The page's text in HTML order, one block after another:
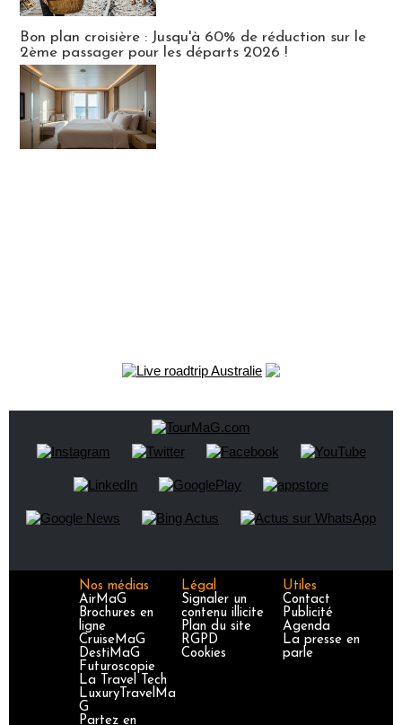
Bon plan croisière : Jusqu'à 60% de réduction sur le
2ème passager pour les départs 2026 !
Nos médias
AirMaG
Brochures en
ligne
CruiseMaG
DestiMaG
Futuroscopie
La Travel Tech
LuxuryTravelMa
G
Partez en
Légal
Signaler un
contenu illicite
Plan du site
RGPD
Cookies
Utiles
Contact
Publicité
Agenda
La presse en
parle